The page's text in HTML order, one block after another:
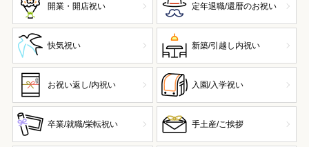
開業・開店祝い 定年退職/還暦のお祝い
快気祝い 新築/引越し内祝い
お祝い返し/内祝い 入園/入学祝い
卒業/就職/栄転祝い 手土産/ご挨拶